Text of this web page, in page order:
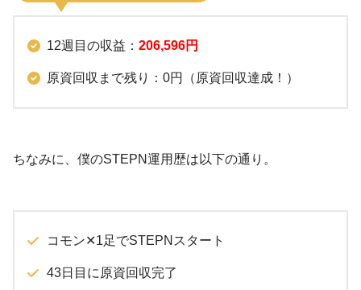
12週目の収益： 206,596円
原資回収まで残り：0円（原資回収達成！）
ちなみに、僕のSTEPN運用歴は以下の通り。
コモン✕1足でSTEPNスタート
43日目に原資回収完了